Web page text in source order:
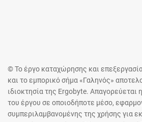
© Το έργο καταχώρησης και
και το εμπορικό σήμα «Γαληνός»
ιδιοκτησία της Ergobyte.
του έργου σε οποιοδήποτε μέσο,
συμπεριλαμβανομένης της χρήσης για